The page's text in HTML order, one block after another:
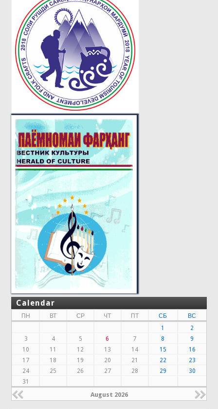
Calendar
ПН ВТ СР ЧТ ПТ СБ
ВС
1
2
3
4 5 6 7 8
9
10
11 12 13 14 15
16
17
18 19 20 21 22
23
24
25 26 27 28 29
30
31
August 2026